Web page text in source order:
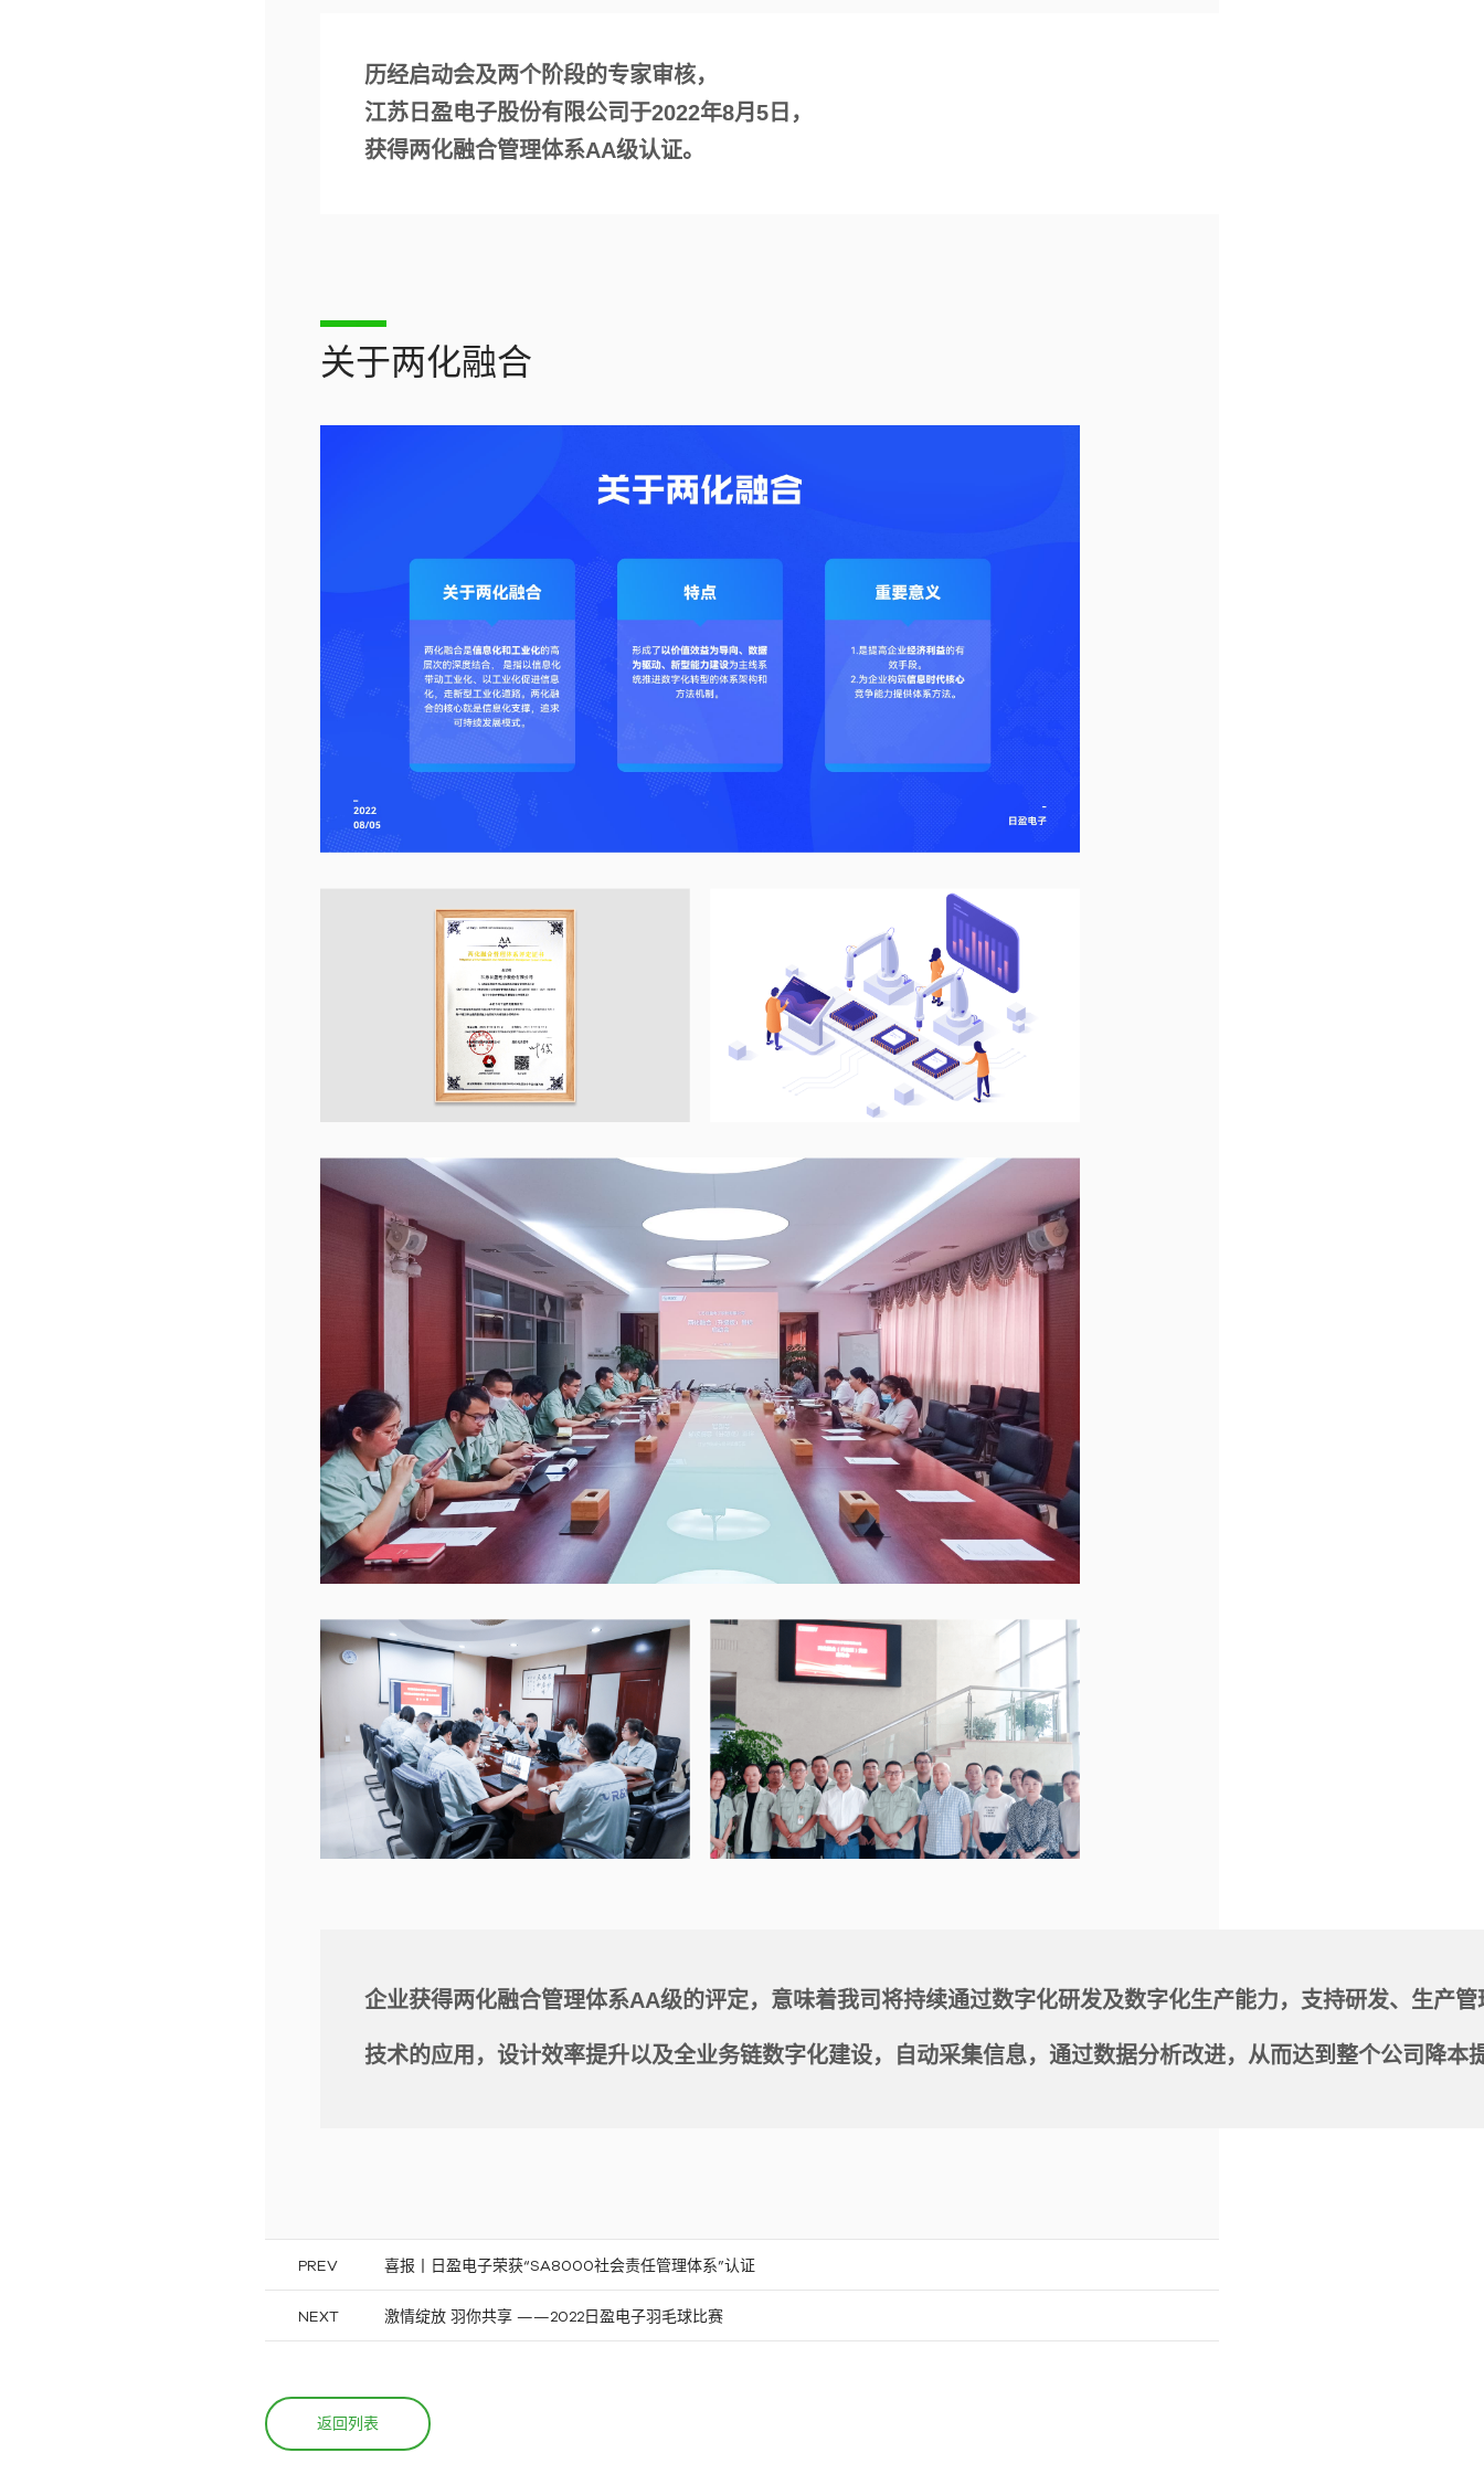
历经启动会及两个阶段的专家审核，
江苏日盈电子股份有限公司于2022年8月5日，
获得两化融合管理体系AA级认证。
关于两化融合
企业获得两化融合管理体系AA级的评定，意味着我司将持续通过数字化研发及数字化生产能力，支持研发、生产
技术的应用，设计效率提升以及全业务链数字化建设，自动采集信息，通过数据分析改进，从而达到整个公司降本
PREV 喜报丨日盈电子荣获“SA8000社会责任管理体系”认证
NEXT 激情绽放 羽你共享 ——2022日盈电子羽毛球比赛
返回列表